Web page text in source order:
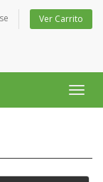
Ver Carrito